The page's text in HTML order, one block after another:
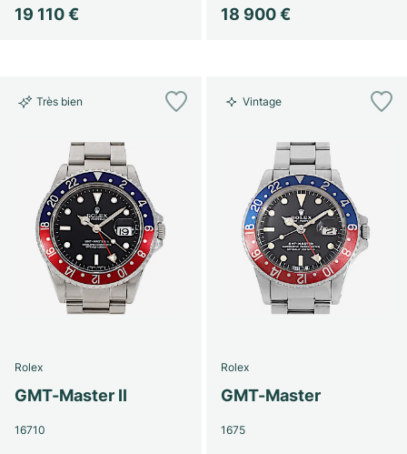
19 110 € 18 900 €
Très bien
Rolex
GMT-Master II
16710
Vintage
Rolex
GMT-Master
1675